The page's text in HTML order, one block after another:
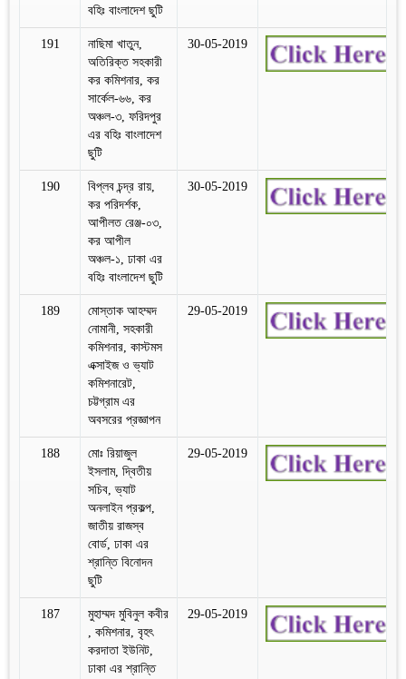
বহিঃ বাংলাদেশ ছুটি
191
নাছিমা খাতুন,
অতিরিক্ত সহকারী
কর কমিশনার, কর
সার্কেল-৬৬, কর
অঞ্চল-৩, ফরিদপুর
এর বহিঃ বাংলাদেশ
ছুটি
30-05-2019
190
বিপ্লব চন্দ্র রায়,
কর পরিদর্শক,
আপীলত রেঞ্জ-০৩,
কর আপীল
অঞ্চল-১, ঢাকা এর
বহিঃ বাংলাদেশ ছুটি
30-05-2019
189
মোস্তাক আহম্মদ
নোমানী, সহকারী
কমিশনার, কাস্টমস
এক্সাইজ ও ভ্যাট
কমিশনারেট,
চট্টগ্রাম এর
অবসরের প্রজ্ঞাপন
29-05-2019
188
মোঃ রিয়াজুল
ইসলাম, দ্বিতীয়
সচিব, ভ্যাট
অনলাইন প্রকল্প,
জাতীয় রাজস্ব
বোর্ড, ঢাকা এর
শ্রান্তি বিনোদন
ছুটি
29-05-2019
187
মুহাম্মদ মুবিনুল কবীর
, কমিশনার, বৃহৎ
করদাতা ইউনিট,
ঢাকা এর শ্রান্তি
29-05-2019